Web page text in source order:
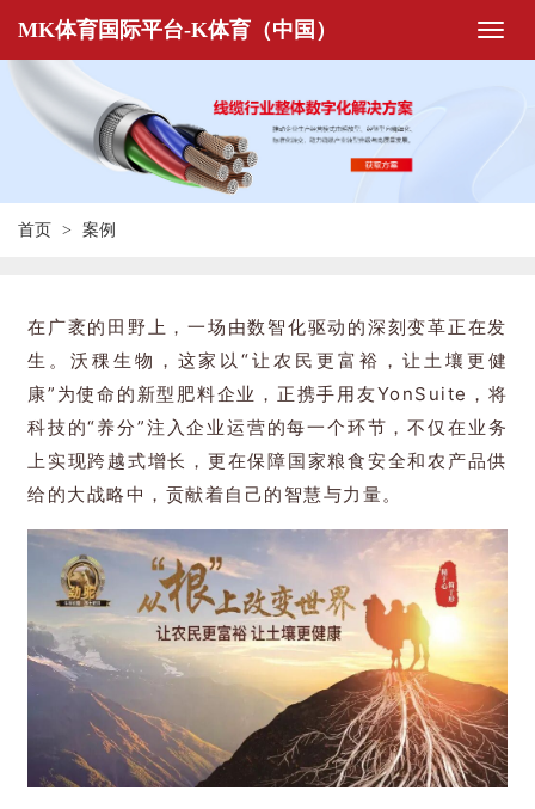
MK体育国际平台-K体育（中国）
首页 案例
在广袤的田野上，一场由数智化驱动的深刻变革正在发
生。沃稞生物，这家以“让农民更富裕，让土壤更健
康”为使命的新型肥料企业，正携手用友YonSuite，将
科技的“养分”注入企业运营的每一个环节，不仅在业务
上实现跨越式增长，更在保障国家粮食安全和农产品供
给的大战略中，贡献着自己的智慧与力量。